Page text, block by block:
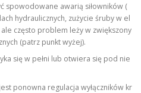
spowodowane awarią siłowników (
hydraulicznych, zużycie śruby w el
często problem leży w zwiększony
(patrz punkt wyżej).
się w pełni lub otwiera się pod nie
ponowna regulacja wyłączników kr